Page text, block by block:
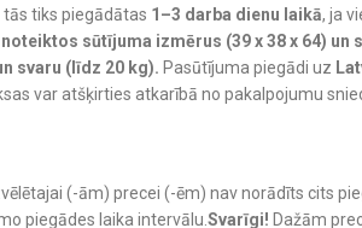
tās tiks piegādātas 1–3 darba dienu laikā, ja
sūtījuma izmērus (39 x 38 x 64) un
svaru (līdz 20 kg). Pasūtījuma piegādi uz
var atšķirties atkarībā no pakalpojumu
(-ām) precei (-ēm) nav norādīts cits
piegādes laika intervālu. Svarīgi! Dažām